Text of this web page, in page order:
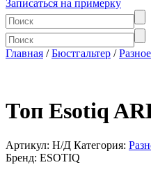
Записаться на примерку
Главная /Бюстгальтер /Разное
Топ Esotiq
Артикул: Н/Д Категория:
Бренд: ESOTIQ